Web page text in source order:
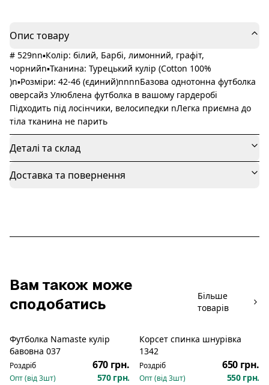
Опис товару
# 529nn▪️Колір: білий, Барбі, лимонний, графіт,
чорнийn▪️Тканина: Турецький кулір (Cotton 100%
)n▪️Розміри: 42-46 (єдиний)nnnnБазова однотонна футболка
оверсайз Улюблена футболка в вашому гардеробі
Підходить під лосінчики, велосипедки nЛегка приємна до
тіла тканина не парить
Деталі та склад
Доставка та повернення
Вам також може
сподобатись
Більше
товарів
Новинка
Футболка Namaste кулір
бавовна 037
Роздріб 670 грн.
Опт (від3шт) 570 грн.
Новинка
Корсет спинка шнурівка
1342
Роздріб 650 грн.
Опт (від3шт) 550 грн.